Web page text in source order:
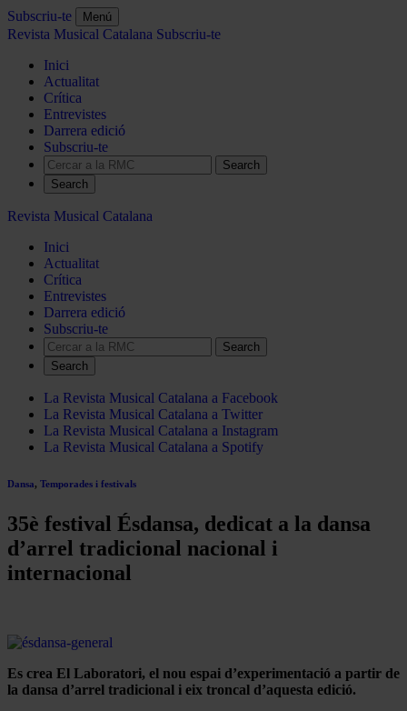
Subscriu-te Menú
Revista Musical Catalana Subscriu-te
Inici
Actualitat
Crítica
Entrevistes
Darrera edició
Subscriu-te
Search
Revista Musical Catalana
Inici
Actualitat
Crítica
Entrevistes
Darrera edició
Subscriu-te
Search
La Revista Musical Catalana a Facebook
La Revista Musical Catalana a Twitter
La Revista Musical Catalana a Instagram
La Revista Musical Catalana a Spotify
Dansa, Temporades i festivals
35è festival Ésdansa, dedicat a la dansa
d’arrel tradicional nacional i
internacional
Es crea El Laboratori, el nou espai d’experimentació a partir de
la dansa d’arrel tradicional i eix troncal d’aquesta edició.